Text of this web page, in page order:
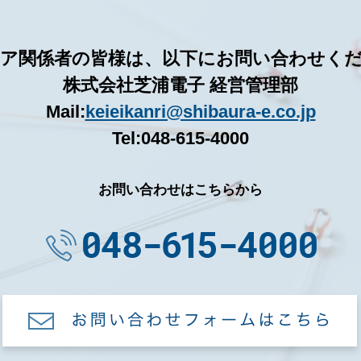
関係者の皆様は、以下にお問い合わせく
株式会社芝浦電子 経営管理部
Mail:keieikanri@shibaura-e.co.jp
Tel:048-615-4000
お問い合わせはこちらから